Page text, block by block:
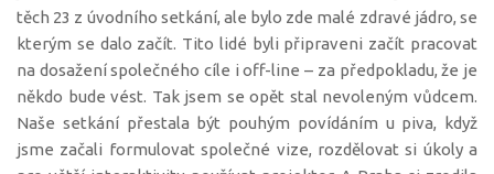
těch 23 z úvodního setkání, ale bylo zde malé zdravé jádro, se
kterým se dalo začít. Tito lidé byli připraveni začít pracovat
na dosažení společného cíle i off-line – za předpokladu, že je
někdo bude vést. Tak jsem se opět stal nevoleným vůdcem.
Naše setkání přestala být pouhým povídáním u piva, když
jsme začali formulovat společné vize, rozdělovat si úkoly a